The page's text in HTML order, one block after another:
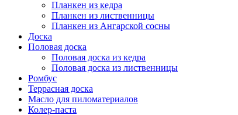
Планкен из кедра
Планкен из лиственницы
Планкен из Ангарской сосны
Доска
Половая доска
Половая доска из кедра
Половая доска из лиственницы
Ромбус
Террасная доска
Масло для пиломатериалов
Колер-паста